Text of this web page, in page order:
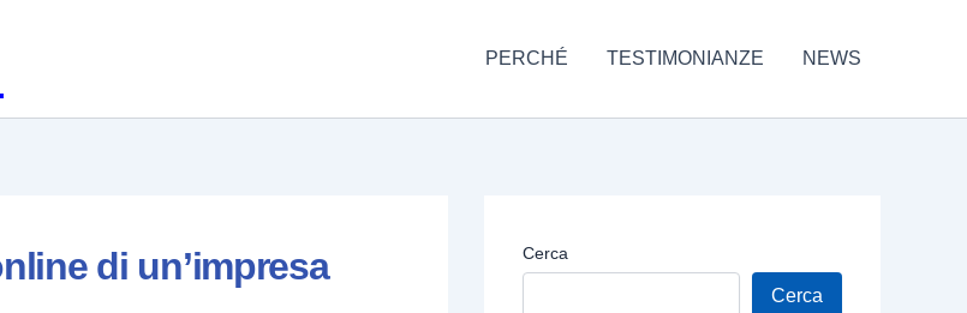
PERCHÉ TESTIMONIANZE NEWS
di un’impresa
Cerca
Cerca